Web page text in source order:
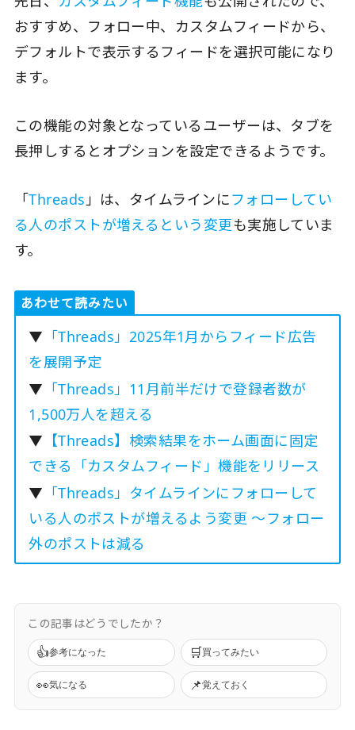
おすすめ、フォロー中、カスタムフィードから、
デフォルトで表示するフィードを選択可能になり
ます。
この機能の対象となっているユーザーは、タブを
長押しするとオプションを設定できるようです。
「Threads 」は、タイムラインにフォローしてい
る人のポストが増えるという変更も実施していま
す。
あわせて読みたい
▼ 「Threads」2025年1月からフィード広告
を展開予定
▼ 「Threads」11月前半だけで登録者数が
1,500万人を超える
▼ 【Threads】検索結果をホーム画面に固定
できる「カスタムフィード」機能をリリース
▼ 「Threads」タイムラインにフォローして
いる人のポストが増えるよう変更 〜フォロー
外のポストは減る
この記事はどうでしたか？
👍参考になった 🛒買ってみたい
👀気になる 📌覚えておく